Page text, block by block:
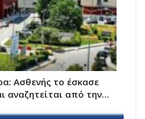
Ασθενής το έσκασε
αναζητείται από την…